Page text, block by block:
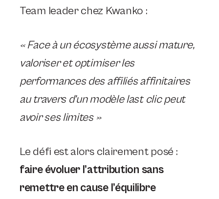
Team leader chez Kwanko :
« Face à un écosystème aussi mature,
valoriser et optimiser les
performances des affiliés affinitaires
au travers d’un modèle last clic peut
avoir ses limites »
Le défi est alors clairement posé :
faire évoluer l’attribution sans
remettre en cause l’équilibre